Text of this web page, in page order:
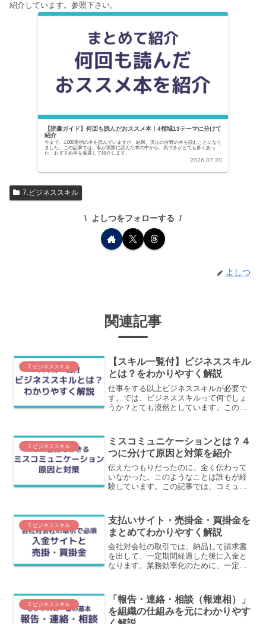
紹介しています。参照下さい。
【読書ガイド】何回も読んだおススメ本！4領域13テーマに分けて
紹介
今まで、1,000冊弱の本を読んでいますが、結果、沢山の分野の本を読むことになり
ました。この記事では、私が実際に読んだ本の中から、気づきがとても多くあっ
た、おすすめ本を厳選して紹介します。
2026.07.20
7.ビジネススキル
よしつをフォローする
よしつ
関連記事
7.ビジネススキル
【スキル一覧付】ビジネススキル
とは？をわかりやすく解説
仕事をする以上ビジネススキルが必要で
す。では、ビジネススキルって何でしょ
うか？とても漠然としています。この記
立てて、わかりやすく解説します。
7.ビジネススキル
ミスコミュニケーションとは？４
つに分けて原因と対策を紹介
伝えたつもりだったのに、全く伝わって
いなかった。このようなことは誰もが経
験しています。この記事では、コミュニ
原因と対策をわかりやすく解説します。
7.ビジネススキル
支払いサイト・売掛金・買掛金を
まとめてわかりやすく解説
会社対会社の取引では、納品して請求書
を出して、一定期間経過した後に入金と
なります。業務効率化のために、一定期
は、支払いサイトと売掛金・買掛金をま
とめてわかりやすく解説しています。
7.ビジネススキル
「報告・連絡・相談（報連相）」
を組織の仕組みを元にわかりやす